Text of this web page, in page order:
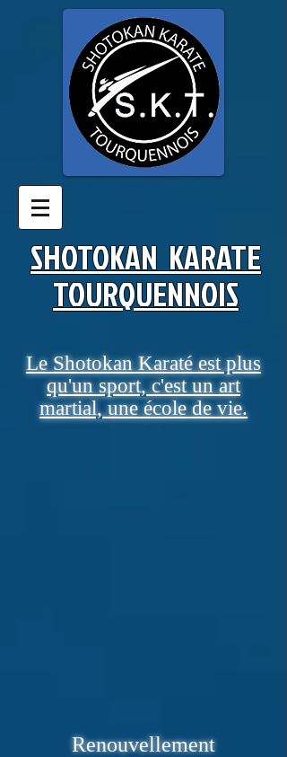
SHOTOKAN KARATE
TOURQUENNOIS​
Le Shotokan Karaté est plus
qu'un sport, c'est un art
martial, une école de vie.
Renouvellement